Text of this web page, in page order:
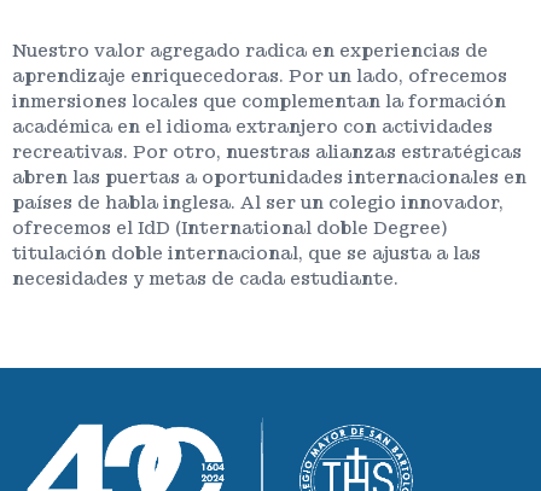
Nuestro valor agregado radica en experiencias de
aprendizaje enriquecedoras. Por un lado, ofrecemos
inmersiones locales que complementan la formación
académica en el idioma extranjero con actividades
recreativas. Por otro, nuestras alianzas estratégicas
abren las puertas a oportunidades internacionales en
países de habla inglesa. Al ser un colegio innovador,
ofrecemos el IdD (International doble Degree)
titulación doble internacional, que se ajusta a las
necesidades y metas de cada estudiante.